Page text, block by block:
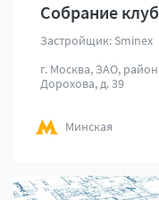
Собрание
Застройщик: Sminex
г. Москва, ЗАО,
Дорохова, д. 39
Минская